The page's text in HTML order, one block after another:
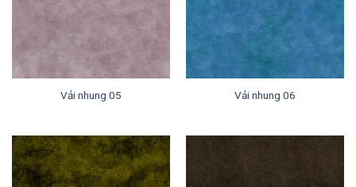
Vải nhung 05 Vải nhung 06